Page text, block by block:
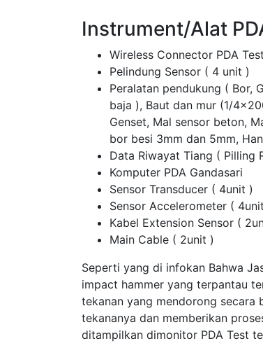
Instrument/Alat
Wireless Connector PDA
Pelindung Sensor ( 4 unit )
Peralatan pendukung ( Bor,
baja ), Baut dan mur (1/
Genset, Mal sensor beton,
bor besi 3mm dan 5mm,
Data Riwayat Tiang ( Pilling
Komputer PDA Gandasari
Sensor Transducer ( 4unit )
Sensor Accelerometer (
Kabel Extension Sensor (
Main Cable ( 2unit )
Seperti yang di infokan Bahwa
impact hammer yang terpantau
tekanan yang mendorong secara
tekananya dan memberikan
ditampilkan dimonitor PDA Test